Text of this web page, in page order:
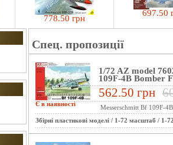
778.50 грн
697.50 грн
Спец. пропозиції
Є в наявності
1/72 AZ model
109F-4B Bomber
562.50 грн
Messerschmitt Bf 109F-
Збірні пластикові моделі / 1-72 масштаб / 1-